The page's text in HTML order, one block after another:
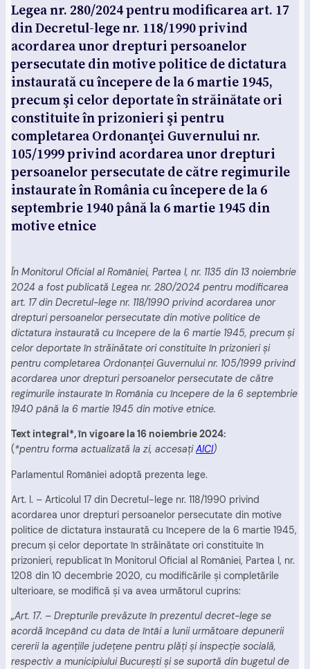
Legea nr. 280/2024 pentru modificarea art. 17
din Decretul-lege nr. 118/1990 privind
acordarea unor drepturi persoanelor
persecutate din motive politice de dictatura
instaurată cu începere de la 6 martie 1945,
precum şi celor deportate în străinătate ori
constituite în prizonieri şi pentru
completarea Ordonanţei Guvernului nr.
105/1999 privind acordarea unor drepturi
persoanelor persecutate de către regimurile
instaurate în România cu începere de la 6
septembrie 1940 până la 6 martie 1945 din
motive etnice
În Monitorul Oficial al României, Partea I, nr. 1135 din 13 noiembrie
2024 a fost publicată Legea nr. 280/2024 pentru modificarea
art. 17 din Decretul-lege nr. 118/1990 privind acordarea unor
drepturi persoanelor persecutate din motive politice de
dictatura instaurată cu începere de la 6 martie 1945, precum şi
celor deportate în străinătate ori constituite în prizonieri şi
pentru completarea Ordonanţei Guvernului nr. 105/1999 privind
acordarea unor drepturi persoanelor persecutate de către
regimurile instaurate în România cu începere de la 6 septembrie
1940 până la 6 martie 1945 din motive etnice.
Text integral*, în vigoare la 16 noiembrie 2024:
(*pentru forma actualizată la zi, accesați AICI)
Parlamentul României adoptă prezenta lege.
Art. I. – Articolul 17 din Decretul-lege nr. 118/1990 privind
acordarea unor drepturi persoanelor persecutate din motive
politice de dictatura instaurată cu începere de la 6 martie 1945,
precum şi celor deportate în străinătate ori constituite în
prizonieri, republicat în Monitorul Oficial al României, Partea I, nr.
1208 din 10 decembrie 2020, cu modificările şi completările
ulterioare, se modifică şi va avea următorul cuprins:
„Art. 17. – Drepturile prevăzute în prezentul decret-lege se
acordă începând cu data de întâi a lunii următoare depunerii
cererii la agenţiile judeţene pentru plăţi şi inspecţie socială,
respectiv a municipiului Bucureşti şi se suportă din bugetul de